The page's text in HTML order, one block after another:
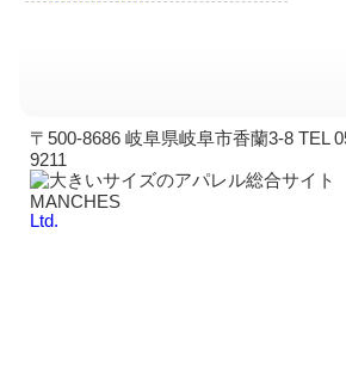
〒500-8686 岐阜県岐阜市香蘭3-8 TEL
9211
Ltd.